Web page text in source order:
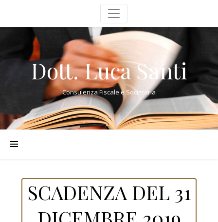
Dott. Luca Santi
Consulenza Fiscale e Societaria
SCADENZA DEL 31